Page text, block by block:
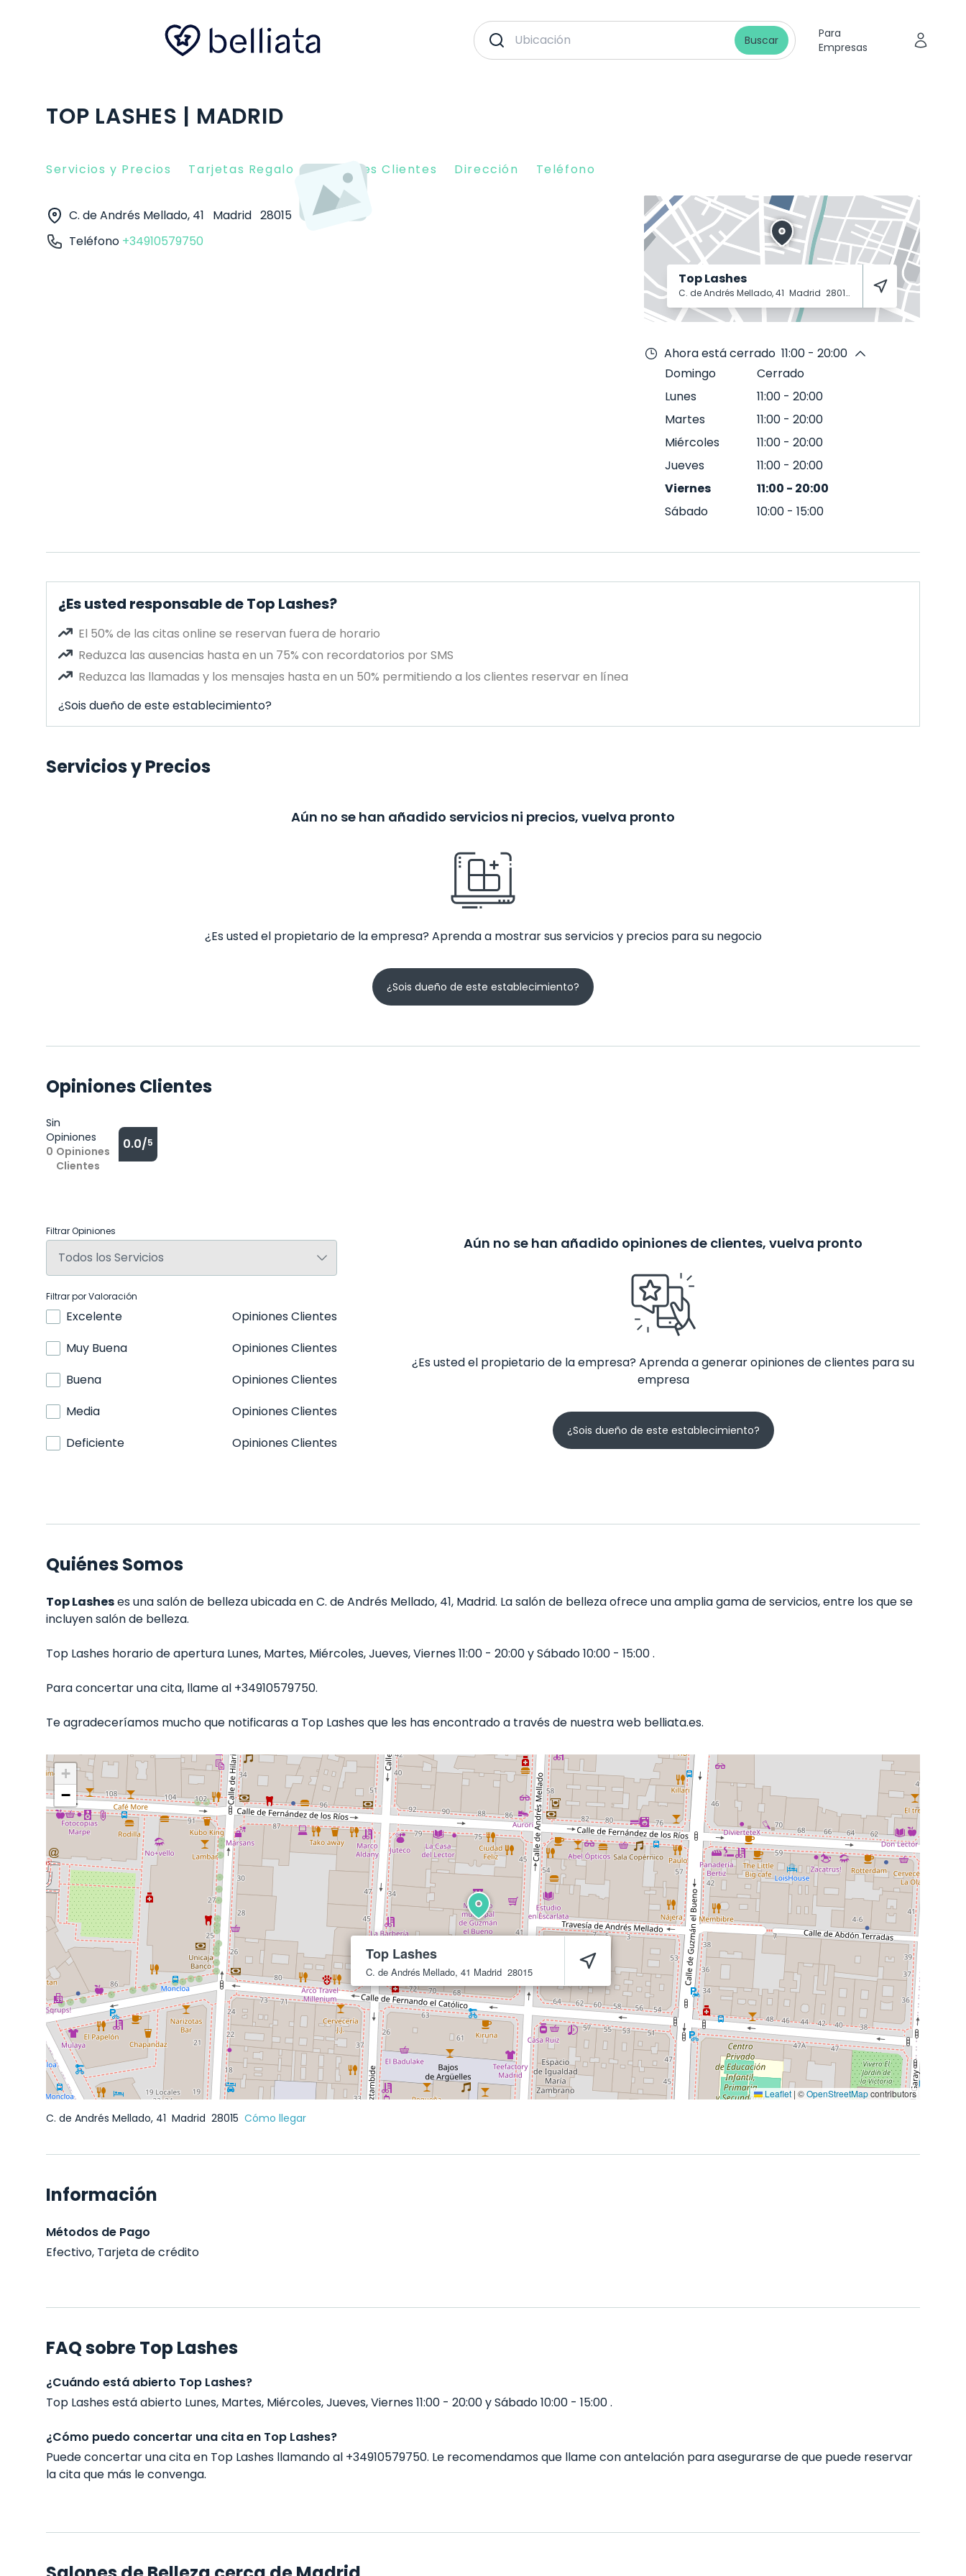
Buscar
Para
Empresas
TOP LASHES | MADRID
Servicios y Precios Tarjetas Regalo Opiniones Clientes Dirección Teléfono
C. de Andrés Mellado, 41 Madrid 28015
Teléfono +34910579750
Top Lashes
C. de Andrés Mellado, 41 Madrid 28015
Ahora está cerrado 11:00 - 20:00
Domingo
Cerrado
Lunes
11:00 - 20:00
Martes
11:00 - 20:00
Miércoles
11:00 - 20:00
Jueves
11:00 - 20:00
Viernes
11:00 - 20:00
Sábado
10:00 - 15:00
¿Es usted responsable de Top Lashes?
El 50% de las citas online se reservan fuera de horario
Reduzca las ausencias hasta en un 75% con recordatorios por SMS
Reduzca las llamadas y los mensajes hasta en un 50% permitiendo a los clientes reservar en línea
¿Sois dueño de este establecimiento?
Servicios y Precios
Aún no se han añadido servicios ni precios, vuelva pronto
¿Es usted el propietario de la empresa? Aprenda a mostrar sus servicios y precios para su negocio
¿Sois dueño de este establecimiento?
Opiniones Clientes
Sin
Opiniones
0 Opiniones
Clientes
0.0/5
Filtrar Opiniones
Filtrar por Valoración
Excelente
Opiniones Clientes
Muy Buena
Opiniones Clientes
Buena
Opiniones Clientes
Media
Opiniones Clientes
Deficiente
Opiniones Clientes
Aún no se han añadido opiniones de clientes, vuelva pronto
¿Es usted el propietario de la empresa? Aprenda a generar opiniones de clientes para su
empresa
¿Sois dueño de este establecimiento?
Quiénes Somos
Top Lasheses una salón de belleza ubicada en C. de Andrés Mellado, 41, Madrid. La salón de belleza ofrece una amplia gama de servicios, entre los que se
incluyen salón de belleza.
Top Lashes horario de apertura Lunes, Martes, Miércoles, Jueves, Viernes 11:00 - 20:00 y Sábado 10:00 - 15:00 .
Para concertar una cita, llame al +34910579750.
Te agradeceríamos mucho que notificaras a Top Lashes que les has encontrado a través de nuestra web belliata.es.
Top Lashes
C. de Andrés Mellado, 41 Madrid 28015
+
−
Leaflet | ©OpenStreetMapcontributors
C. de Andrés Mellado, 41 Madrid 28015 Cómo llegar
Información
Métodos de Pago
Efectivo, Tarjeta de crédito
FAQ sobre Top Lashes
¿Cuándo está abierto Top Lashes?
Top Lashes está abierto Lunes, Martes, Miércoles, Jueves, Viernes 11:00 - 20:00 y Sábado 10:00 - 15:00 .
¿Cómo puedo concertar una cita en Top Lashes?
Puede concertar una cita en Top Lashes llamando al +34910579750. Le recomendamos que llame con antelación para asegurarse de que puede reservar
la cita que más le convenga.